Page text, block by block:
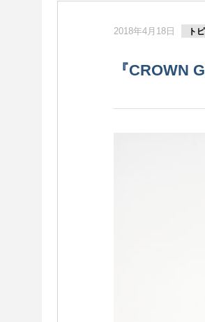
2018年4月18日 ト
『CROWN